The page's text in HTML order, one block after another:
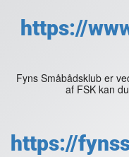
https://
Fyns Småbådsklub er
af FSK kan
https://